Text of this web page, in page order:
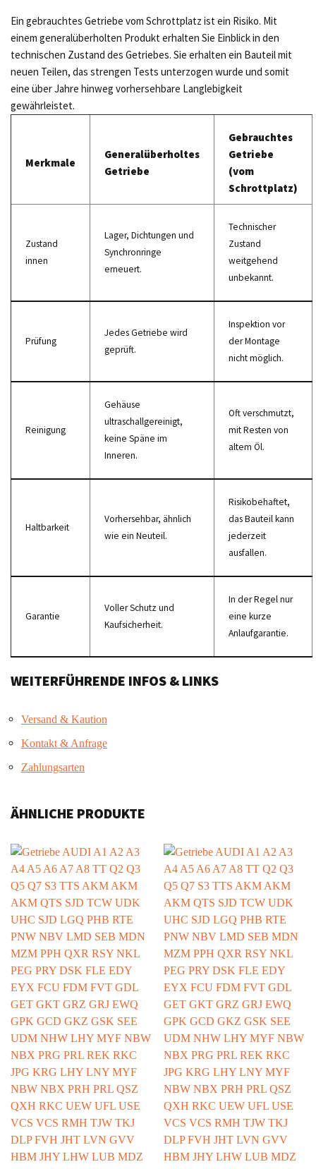
Ein gebrauchtes Getriebe vom Schrottplatz ist ein Risiko. Mit
einem generalüberholten Produkt erhalten Sie Einblick in den
technischen Zustand des Getriebes. Sie erhalten ein Bauteil mit
neuen Teilen, das strengen Tests unterzogen wurde und somit
eine über Jahre hinweg vorhersehbare Langlebigkeit
gewährleistet.
Merkmale
Generalüberholtes
Getriebe
Gebrauchtes
Getriebe
(vom
Schrottplatz)
Zustand
innen
Lager, Dichtungen und
Synchronringe
erneuert.
Technischer
Zustand
weitgehend
unbekannt.
Prüfung
Jedes Getriebe wird
geprüft.
Inspektion vor
der Montage
nicht möglich.
Reinigung
Gehäuse
ultraschallgereinigt,
keine Späne im
Inneren.
Oft verschmutzt,
mit Resten von
altem Öl.
Haltbarkeit
Vorhersehbar, ähnlich
wie ein Neuteil.
Risikobehaftet,
das Bauteil kann
jederzeit
ausfallen.
Garantie
Voller Schutz und
Kaufsicherheit.
In der Regel nur
eine kurze
Anlaufgarantie.
WEITERFÜHRENDE INFOS & LINKS
Versand & Kaution
Kontakt & Anfrage
Zahlungsarten
ÄHNLICHE PRODUKTE